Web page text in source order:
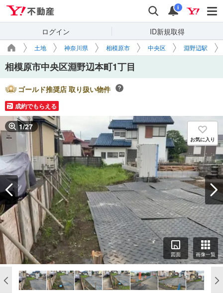
検索 通知
i
ログイン ID新規取得
土地 神奈川県 相模原市 中央区 淵野辺駅
相模原市中央区淵野辺本町1丁目
ゴールド推奨店 取り扱い物件
成約でもらえる
1/27
お気に入り
図面 画像一覧